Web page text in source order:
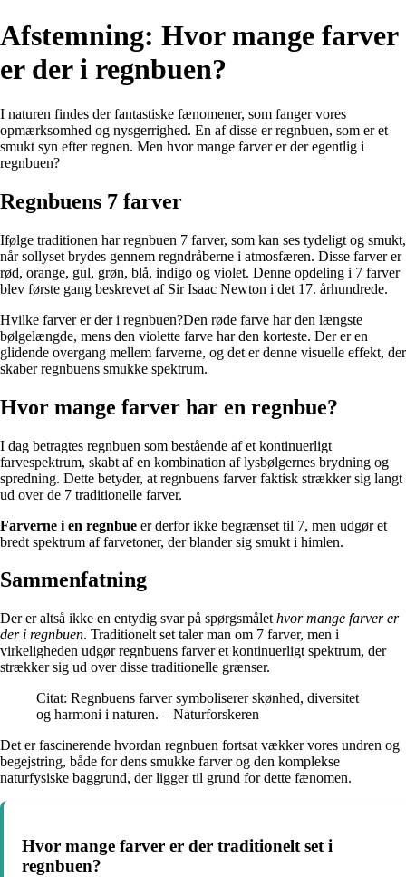
Afstemning: Hvor mange farver
er der i regnbuen?
I naturen findes der fantastiske fænomener, som fanger vores
opmærksomhed og nysgerrighed. En af disse er regnbuen, som er et
smukt syn efter regnen. Men hvor mange farver er der egentlig i
regnbuen?
Regnbuens 7 farver
Ifølge traditionen har regnbuen 7 farver, som kan ses tydeligt og smukt,
når sollyset brydes gennem regndråberne i atmosfæren. Disse farver er
rød, orange, gul, grøn, blå, indigo og violet. Denne opdeling i 7 farver
blev første gang beskrevet af Sir Isaac Newton i det 17. århundrede.
Hvilke farver er der i regnbuen?Den røde farve har den længste
bølgelængde, mens den violette farve har den korteste. Der er en
glidende overgang mellem farverne, og det er denne visuelle effekt, der
skaber regnbuens smukke spektrum.
Hvor mange farver har en regnbue?
I dag betragtes regnbuen som bestående af et kontinuerligt
farvespektrum, skabt af en kombination af lysbølgernes brydning og
spredning. Dette betyder, at regnbuens farver faktisk strækker sig langt
ud over de 7 traditionelle farver.
Farverne i en regnbue er derfor ikke begrænset til 7, men udgør et
bredt spektrum af farvetoner, der blander sig smukt i himlen.
Sammenfatning
Der er altså ikke en entydig svar på spørgsmålet hvor mange farver er
der i regnbuen. Traditionelt set taler man om 7 farver, men i
virkeligheden udgør regnbuens farver et kontinuerligt spektrum, der
strækker sig ud over disse traditionelle grænser.
Citat: Regnbuens farver symboliserer skønhed, diversitet
og harmoni i naturen. – Naturforskeren
Det er fascinerende hvordan regnbuen fortsat vækker vores undren og
begejstring, både for dens smukke farver og den komplekse
naturfysiske baggrund, der ligger til grund for dette fænomen.
Hvor mange farver er der traditionelt set i
regnbuen?